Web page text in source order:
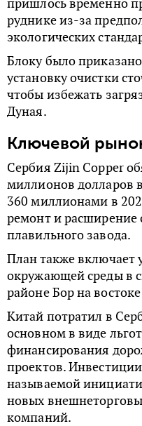
руднике из-за
экологических
Блоку было
установку очистки
чтобы избежать
Дуная.
Ключевой
Сербия Zijin Copper
миллионов долларов
360 миллионами в
ремонт и расширение
плавильного завода.
План также
окружающей среды в
районе Бор на
Китай потратил в
основном в виде
финансирования
проектов.
называемой
новых
компаний.